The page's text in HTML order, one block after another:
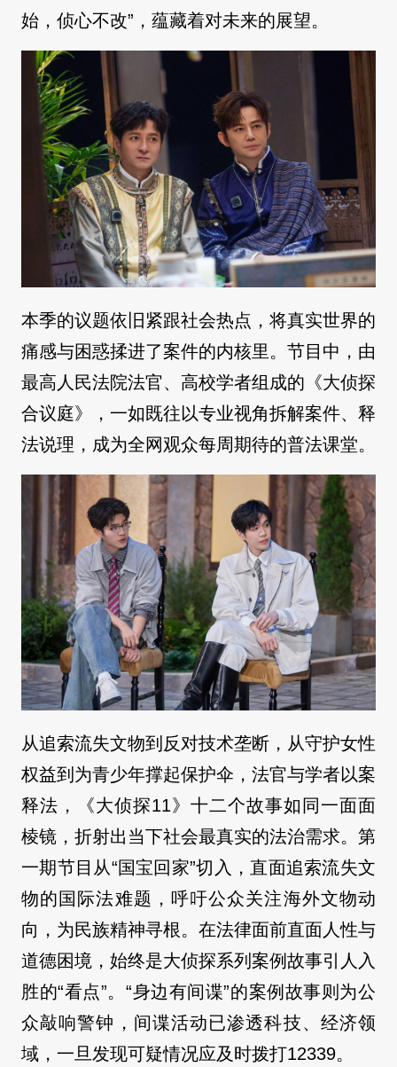
始，侦心不改”，蕴藏着对未来的展望。
本季的议题依旧紧跟社会热点，将真实世界的
痛感与困惑揉进了案件的内核里。节目中，由
最高人民法院法官、高校学者组成的《大侦探
合议庭》，一如既往以专业视角拆解案件、释
法说理，成为全网观众每周期待的普法课堂。
从追索流失文物到反对技术垄断，从守护女性
权益到为青少年撑起保护伞，法官与学者以案
释法，《大侦探11》十二个故事如同一面面
棱镜，折射出当下社会最真实的法治需求。第
一期节目从“国宝回家”切入，直面追索流失文
物的国际法难题，呼吁公众关注海外文物动
向，为民族精神寻根。在法律面前直面人性与
道德困境，始终是大侦探系列案例故事引人入
胜的“看点”。“身边有间谍”的案例故事则为公
众敲响警钟，间谍活动已渗透科技、经济领
域，一旦发现可疑情况应及时拨打12339。